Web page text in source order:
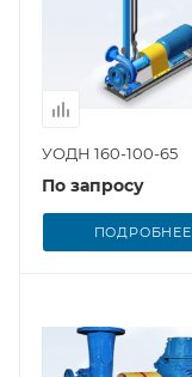
УОДН 160-100-65
По запросу
ПОДРОБНЕЕ